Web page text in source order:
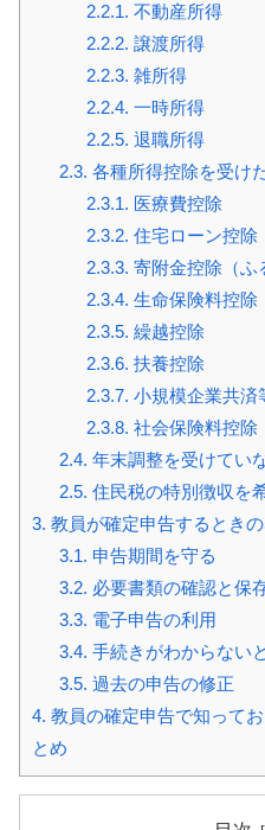
2.2.1. 不動産所得
2.2.2. 譲渡所得
2.2.3. 雑所得
2.2.4. 一時所得
2.2.5. 退職所得
2.3. 各種所得控除を受け
2.3.1. 医療費控除
2.3.2. 住宅ローン控除
2.3.3. 寄附金控除（ふ
2.3.4. 生命保険料控除
2.3.5. 繰越控除
2.3.6. 扶養控除
2.3.7. 小規模企業共済
2.3.8. 社会保険料控除
2.4. 年末調整を受けてい
2.5. 住民税の特別徴収を
3. 教員が確定申告するとき
3.1. 申告期間を守る
3.2. 必要書類の確認と保
3.3. 電子申告の利用
3.4. 手続きがわからない
3.5. 過去の申告の修正
4. 教員の確定申告で知って
とめ